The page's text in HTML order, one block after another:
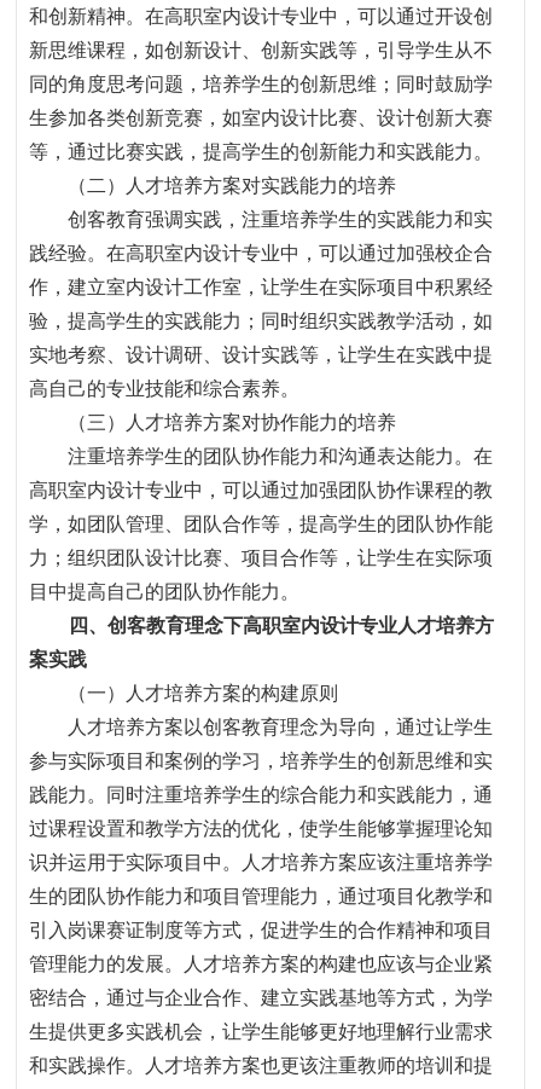
和创新精神。在高职室内设计专业中，可以通过开设创
新思维课程，如创新设计、创新实践等，引导学生从不
同的角度思考问题，培养学生的创新思维；同时鼓励学
生参加各类创新竞赛，如室内设计比赛、设计创新大赛
等，通过比赛实践，提高学生的创新能力和实践能力。
（二）人才培养方案对实践能力的培养
创客教育强调实践，注重培养学生的实践能力和实
践经验。在高职室内设计专业中，可以通过加强校企合
作，建立室内设计工作室，让学生在实际项目中积累经
验，提高学生的实践能力；同时组织实践教学活动，如
实地考察、设计调研、设计实践等，让学生在实践中提
高自己的专业技能和综合素养。
（三）人才培养方案对协作能力的培养
注重培养学生的团队协作能力和沟通表达能力。在
高职室内设计专业中，可以通过加强团队协作课程的教
学，如团队管理、团队合作等，提高学生的团队协作能
力 ；组织团队设计比赛、项目合作等，让学生在实际项
目中提高自己的团队协作能力。
四、创客教育理念下高职室内设计专业人才培养方
案实践
（一）人才培养方案的构建原则
人才培养方案以创客教育理念为导向，通过让学生
参与实际项目和案例的学习，培养学生的创新思维和实
践能力。同时注重培养学生的综合能力和实践能力，通
过课程设置和教学方法的优化，使学生能够掌握理论知
识并运用于实际项目中。人才培养方案应该注重培养学
生的团队协作能力和项目管理能力，通过项目化教学和
引入岗课赛证制度等方式，促进学生的合作精神和项目
管理能力的发展。人才培养方案的构建也应该与企业紧
密结合，通过与企业合作、建立实践基地等方式，为学
生提供更多实践机会，让学生能够更好地理解行业需求
和实践操作。人才培养方案也更该注重教师的培训和提